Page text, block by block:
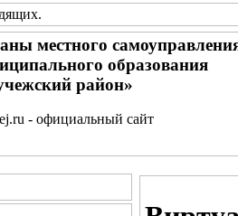
.
местного
образования
район»
- официальный сайт